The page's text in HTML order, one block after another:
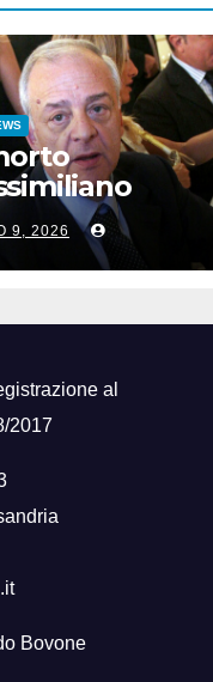
padre del
9, 2026
al
2017
Bovone